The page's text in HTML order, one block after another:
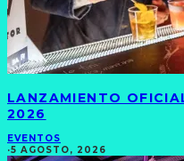
LANZAMIENTO
2026
EVENTOS
·5 AGOSTO, 2026